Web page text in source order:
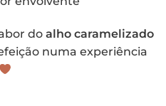
do alho caramelizado
numa experiência